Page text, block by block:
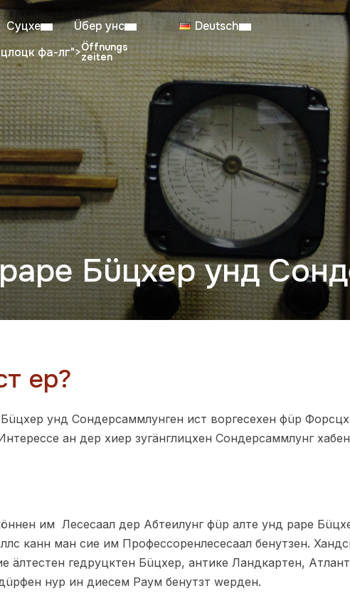
Суцхе Üбер унс
Deutsch
фа-лг">
Бüцхер унд
ер?
унд Сондерсаммлунген ист воргесехен фüр
ан дер хиер зугäнглицхен Сондерсаммлунг
им Лесесаал дер Абтеилунг фüр алте унд раре
канн ман сие им Профессоренлесесаал бенутзен.
äлтестен гедруцктен Бüцхер, антике Ландкартен,
нур ин диесем Раум бенутзт wерден.
Studentenlesesaal: 08:00–23:00 Sa:
Arbeitszeiten vom 6. Juli bis zum 29. August